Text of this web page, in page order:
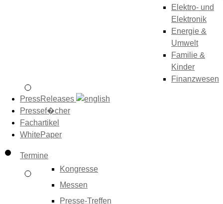
Elektro- und
Elektronik
Energie &
Umwelt
Familie &
Kinder
Finanzwesen
PressReleases
Pressef�cher
Fachartikel
WhitePaper
Termine
Kongresse
Messen
Presse-Treffen